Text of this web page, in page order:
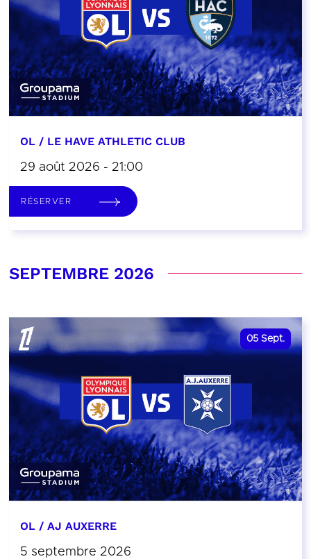
OL / LE HAVE ATHLETIC CLUB
29 août 2026 - 21:00
RÉSERVER
SEPTEMBRE 2026
05 Sept.
OL / AJ AUXERRE
5 septembre 2026